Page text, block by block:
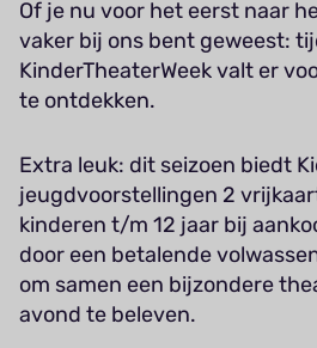
Of je nu voor het eerst naar
vaker bij ons bent geweest:
KinderTheaterWeek valt er
te ontdekken.
Extra leuk: dit seizoen biedt
jeugdvoorstellingen 2
kinderen t/m 12 jaar bij
door een betalende
om samen een bijzondere
avond te beleven.